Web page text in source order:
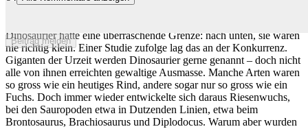
Beitrag melden
Dinosaurier hatte eine überraschende Grenze: nach unten, sie waren
nie richtig klein. Einer Studie zufolge lag das an der Konkurrenz.
Giganten der Urzeit werden Dinosaurier gerne genannt – doch nicht
alle von ihnen erreichten gewaltige Ausmasse. Manche Arten waren
so gross wie ein heutiges Rind, andere sogar nur so gross wie ein
Fuchs. Doch immer wieder entwickelte sich daraus Riesenwuchs,
bei den Sauropoden etwa in Dutzenden Linien, etwa beim
Brontosaurus, Brachiosaurus und Diplodocus. Warum aber wurden